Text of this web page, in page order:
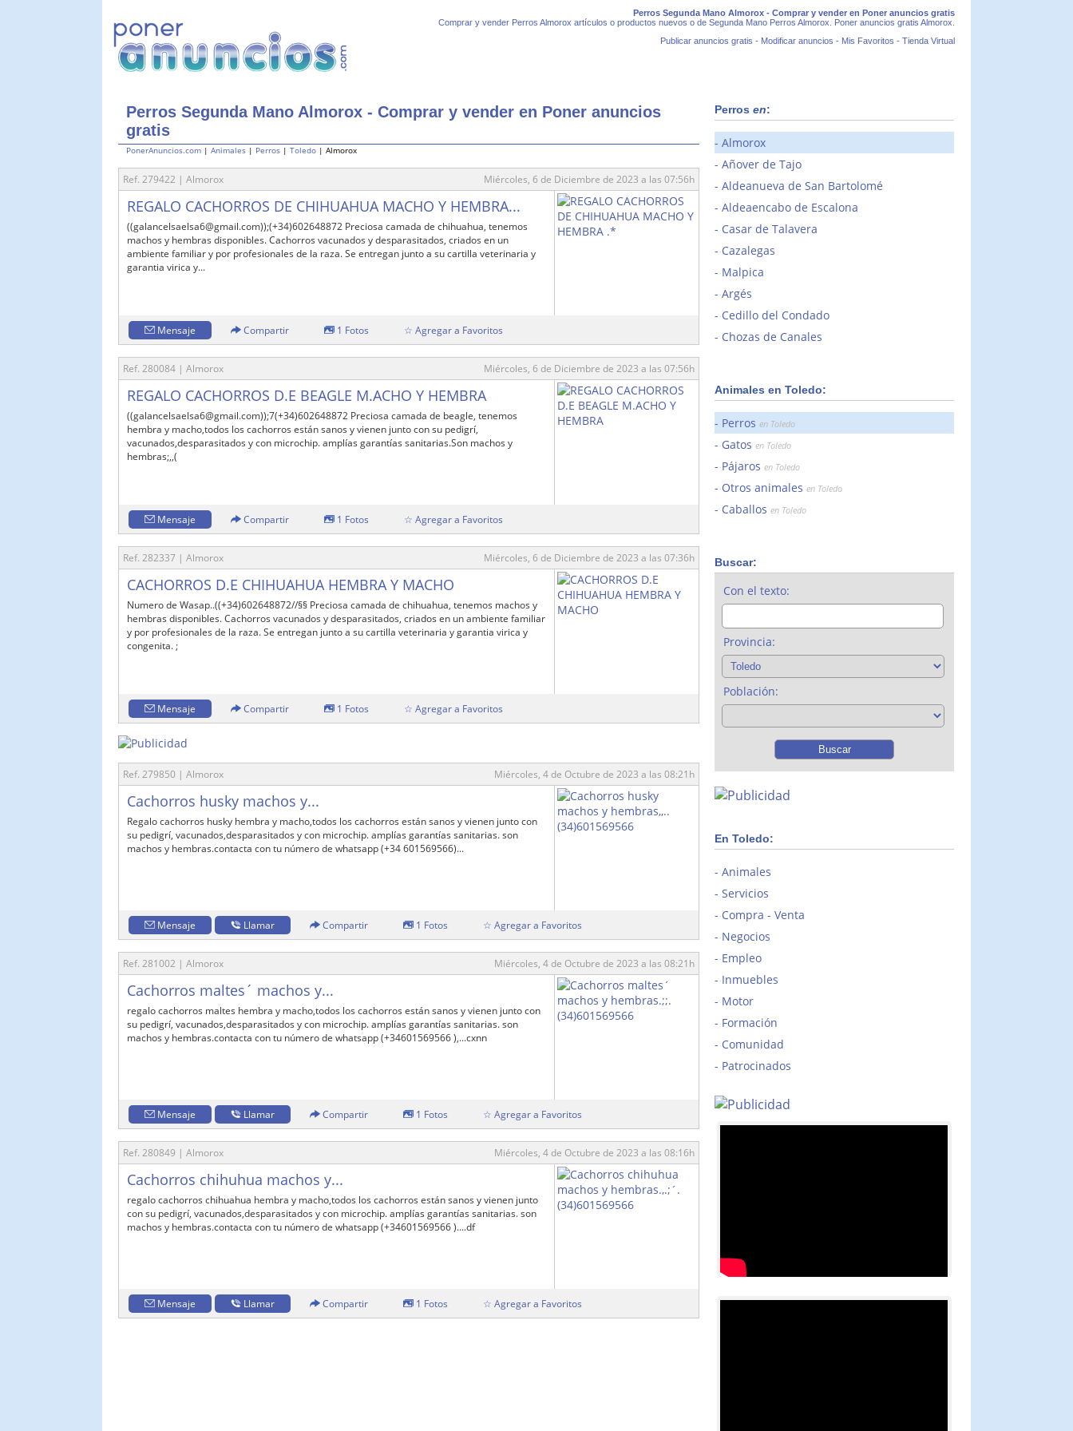
Perros Segunda Mano Almorox - Comprar y vender en Poner anuncios gratis
Comprar y vender Perros Almorox artículos o productos nuevos o de Segunda Mano Perros Almorox. Poner anuncios gratis Almorox.
Publicar anuncios gratis - Modificar anuncios - Mis Favoritos - Tienda Virtual
Perros Segunda Mano Almorox - Comprar y vender en Poner anuncios
gratis
PonerAnuncios.com | Animales | Perros | Toledo | Almorox
Ref. 279422 | Almorox Miércoles, 6 de Diciembre de 2023 a las 07:56h
REGALO CACHORROS DE CHIHUAHUA MACHO Y HEMBRA...
((galancelsaelsa6@gmail.com));(+34)602648872 Preciosa camada de chihuahua, tenemos
machos y hembras disponibles. Cachorros vacunados y desparasitados, criados en un
ambiente familiar y por profesionales de la raza. Se entregan junto a su cartilla veterinaria y
garantia virica y...
Mensaje Compartir 1 Fotos ☆ Agregar a Favoritos
Ref. 280084 | Almorox Miércoles, 6 de Diciembre de 2023 a las 07:56h
REGALO CACHORROS D.E BEAGLE M.ACHO Y HEMBRA
((galancelsaelsa6@gmail.com));7(+34)602648872 Preciosa camada de beagle, tenemos
hembra y macho,todos los cachorros están sanos y vienen junto con su pedigrí,
vacunados,desparasitados y con microchip. amplías garantías sanitarias.Son machos y
hembras;,,(
Mensaje Compartir 1 Fotos ☆ Agregar a Favoritos
Ref. 282337 | Almorox Miércoles, 6 de Diciembre de 2023 a las 07:36h
CACHORROS D.E CHIHUAHUA HEMBRA Y MACHO
Numero de Wasap..((+34)602648872//§§ Preciosa camada de chihuahua, tenemos machos y
hembras disponibles. Cachorros vacunados y desparasitados, criados en un ambiente familiar
y por profesionales de la raza. Se entregan junto a su cartilla veterinaria y garantia virica y
congenita. ;
Mensaje Compartir 1 Fotos ☆ Agregar a Favoritos
Ref. 279850 | Almorox Miércoles, 4 de Octubre de 2023 a las 08:21h
Cachorros husky machos y...
Regalo cachorros husky hembra y macho,todos los cachorros están sanos y vienen junto con
su pedigrí, vacunados,desparasitados y con microchip. amplías garantías sanitarias. son
machos y hembras.contacta con tu número de whatsapp (+34 601569566)...
Mensaje Llamar Compartir 1 Fotos ☆ Agregar a Favoritos
Ref. 281002 | Almorox Miércoles, 4 de Octubre de 2023 a las 08:21h
Cachorros maltes´ machos y...
regalo cachorros maltes hembra y macho,todos los cachorros están sanos y vienen junto con
su pedigrí, vacunados,desparasitados y con microchip. amplías garantías sanitarias. son
machos y hembras.contacta con tu número de whatsapp (+34601569566 ),...cxnn
Mensaje Llamar Compartir 1 Fotos ☆ Agregar a Favoritos
Ref. 280849 | Almorox Miércoles, 4 de Octubre de 2023 a las 08:16h
Cachorros chihuhua machos y...
regalo cachorros chihuahua hembra y macho,todos los cachorros están sanos y vienen junto
con su pedigrí, vacunados,desparasitados y con microchip. amplías garantías sanitarias. son
machos y hembras.contacta con tu número de whatsapp (+34601569566 )....df
Mensaje Llamar Compartir 1 Fotos ☆ Agregar a Favoritos
Perros en:
Almorox
Añover de Tajo
Aldeanueva de San Bartolomé
Aldeaencabo de Escalona
Casar de Talavera
Cazalegas
Malpica
Argés
Cedillo del Condado
Chozas de Canales
Animales en Toledo:
Perros en Toledo
Gatos en Toledo
Pájaros en Toledo
Otros animales en Toledo
Caballos en Toledo
Buscar:
Con el texto:
Provincia:
Población:
En Toledo:
Animales
Servicios
Compra - Venta
Negocios
Empleo
Inmuebles
Motor
Formación
Comunidad
Patrocinados